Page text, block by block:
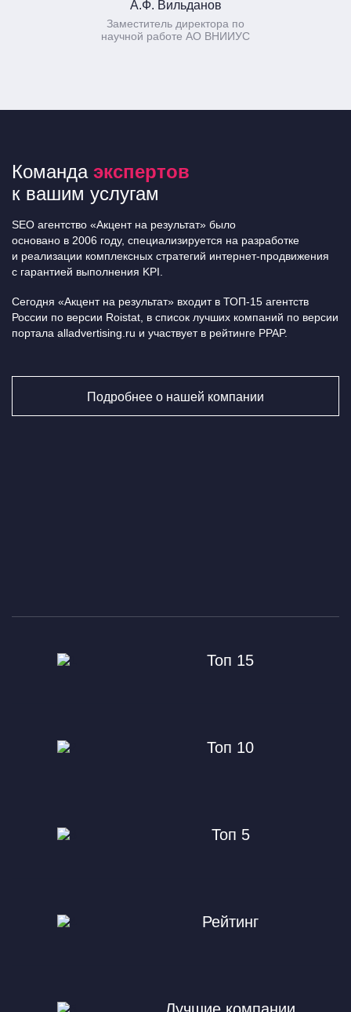
А.Ф. Вильданов
Заместитель директора по
научной работе АО ВНИИУС
Команда экспертов
к вашим услугам
SEO агентство «Акцент на результат» было
основано в 2006 году, специализируется на разработке
и реализации комплексных стратегий интернет-продвижения
с гарантией выполнения KPI.
Сегодня «Акцент на результат» входит в ТОП-15 агентств
России по версии Roistat, в список лучших компаний по версии
портала alladvertising.ru и участвует в рейтинге PPAP.
Подробнее о нашей компании
Топ 15
Топ 10
Топ 5
Рейтинг